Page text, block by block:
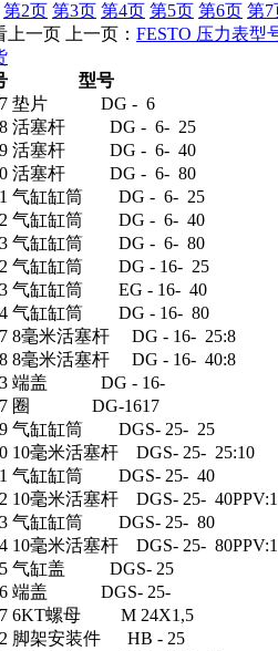
第2页 第3页 第4页 第5页 第6页 第7
上一页： FESTO 压力表型
型号
垫片 DG - 6
活塞杆 DG - 6- 25
活塞杆 DG - 6- 40
活塞杆 DG - 6- 80
气缸缸筒 DG - 6- 25
气缸缸筒 DG - 6- 40
气缸缸筒 DG - 6- 80
气缸缸筒 DG - 16- 25
气缸缸筒 EG - 16- 40
气缸缸筒 DG - 16- 80
8毫米活塞杆 DG - 16- 25:8
8毫米活塞杆 DG - 16- 40:8
端盖 DG - 16-
圈 DG-1617
气缸缸筒 DGS- 25- 25
10毫米活塞杆 DGS- 25- 25:10
气缸缸筒 DGS- 25- 40
10毫米活塞杆 DGS- 25-
气缸缸筒 DGS- 25- 80
10毫米活塞杆 DGS- 25-
气缸盖 DGS- 25
端盖 DGS- 25-
6KT螺母 M 24X1,5
脚架安装件 HB - 25